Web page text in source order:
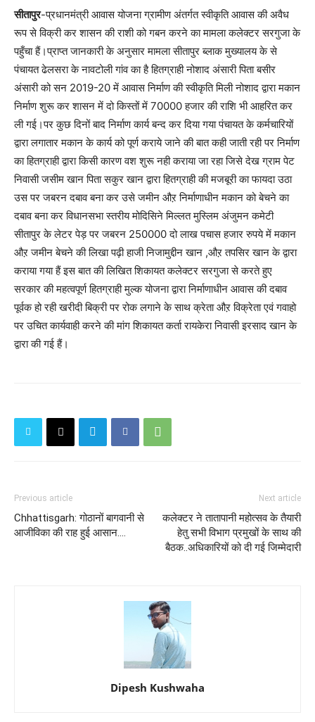
सीतापुर-प्रधानमंत्री आवास योजना ग्रामीण अंतर्गत स्वीकृति आवास की अवैध
रूप से विक्री कर शासन की राशी को गबन करने का मामला कलेक्टर सरगुजा के
पहुँचा हैं।प्राप्त जानकारी के अनुसार मामला सीतापुर ब्लाक मुख्यालय के से
पंचायत ढेलसरा के नावटोली गांव का है हितग्राही नोशाद अंसारी पिता बसीर
अंसारी को सन 2019-20 में आवास निर्माण की स्वीकृति मिली नोशाद द्वारा मकान
निर्माण शुरू कर शासन में दो किस्तों में 70000 हजार की राशि भी आहरित कर
ली गई।पर कुछ दिनों बाद निर्माण कार्य बन्द कर दिया गया पंचायत के कर्मचारियों
द्वारा लगातार मकान के कार्य को पूर्ण कराये जाने की बात कही जाती रही पर निर्माण
का हितग्राही द्वारा किसी कारण वश शुरू नही कराया जा रहा जिसे देख ग्राम पेट
निवासी जसीम खान पिता सकुर खान द्वारा हितग्राही की मजबूरी का फायदा उठा
उस पर जबरन दबाव बना कर उसे जमीन औऱ निर्माणाधीन मकान को बेचने का
दबाव बना कर विधानसभा स्तरीय मोदिसिने मिल्लत मुस्लिम अंजुमन कमेटी
सीतापुर के लेटर पेड़ पर जबरन 250000 दो लाख पचास हजार रुपये में मकान
औऱ जमीन बेचने की लिखा पढ़ी हाजी निजामुद्दीन खान ,औऱ तपसिर खान के द्वारा
कराया गया हैं इस बात की लिखित शिकायत कलेक्टर सरगुजा से करते हुए
सरकार की महत्वपूर्ण हितग्राही मुल्क योजना द्वारा निर्माणाधीन आवास की दबाव
पूर्वक हो रही खरीदी बिक्री पर रोक लगाने के साथ क्रेता औऱ विक्रेता एवं गवाहो
पर उचित कार्यवाही करने की मांग शिकायत कर्ता रायकेरा निवासी इरसाद खान के
द्वारा की गई हैं।
Previous article
Chhattisgarh: गोठानों बागवानी से
आजीविका की राह हुई आसान....
Next article
कलेक्टर ने तातापानी महोत्सव के तैयारी
हेतु सभी विभाग प्रमुखों के साथ की
बैठक..अधिकारियों को दी गई जिम्मेदारी
Dipesh Kushwaha